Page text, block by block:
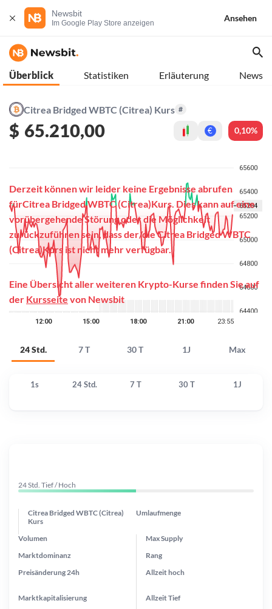
Newsbit
Im Google Play Store anzeigen
Ansehen
Überblick Statistiken Erläuterung News
Citrea Bridged WBTC (Citrea) Kurs #
$ 65.210,00 € 0,10%
24 Std. 7 T 30 T 1J Max
Derzeit können wir leider keine Ergebnisse abrufen
fürCitrea Bridged WBTC (Citrea)Kurs. Dies kann auf eine
vorübergehende Störung oder die Möglichkeit
zurückzuführen sein, dass der/die Citrea Bridged WBTC
(Citrea)Kurs ist nicht mehr verfügbar.
Eine Übersicht aller weiteren Krypto-Kurse finden Sie auf
der Kursseite von Newsbit
1s 24 Std. 7 T 30 T 1J
24 Std. Tief / Hoch
Citrea Bridged WBTC (Citrea)
Kurs
Umlaufmenge
Preisänderung 24h
Max Supply
Marktdominanz
Marktkapitalisierung
Volumen
Rang
Allzeithoch
AllzeitTief